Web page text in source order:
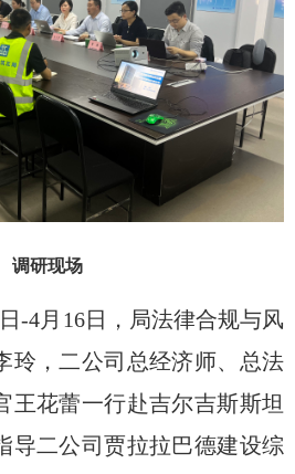
调研现场
-4月16日，局法律合规与风
玲 ，二公司总经济师、总法
王花蕾一行赴吉尔吉斯斯坦
导二公司贾拉拉巴德建设综